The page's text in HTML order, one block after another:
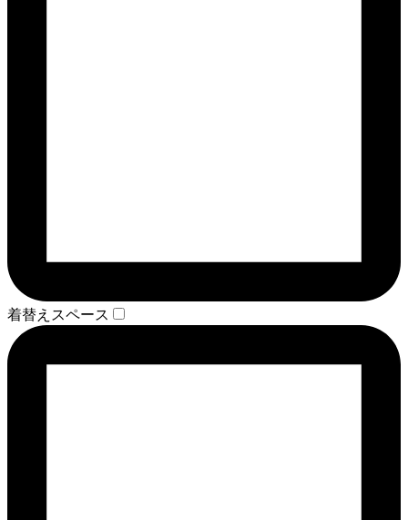
着替えスペース